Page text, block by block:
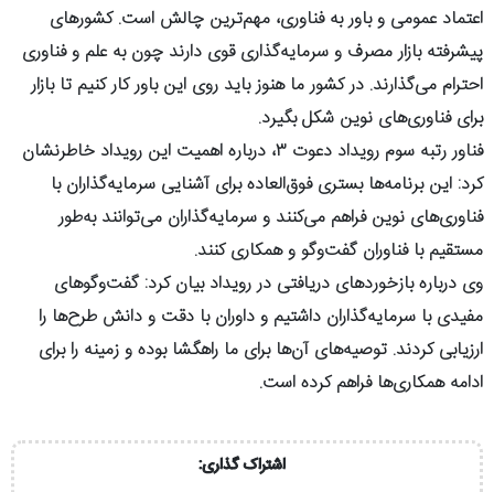
اعتماد عمومی و باور به فناوری، مهم‌ترین چالش است. کشورهای
پیشرفته بازار مصرف و سرمایه‌گذاری قوی دارند چون به علم و فناوری
احترام می‌گذارند. در کشور ما هنوز باید روی این باور کار کنیم تا بازار
برای فناوری‌های نوین شکل بگیرد.
فناور رتبه سوم رویداد دعوت ۳، درباره اهمیت این رویداد خاطرنشان
کرد: این برنامه‌ها بستری فوق‌العاده برای آشنایی سرمایه‌گذاران با
فناوری‌های نوین فراهم می‌کنند و سرمایه‌گذاران می‌توانند به‌طور
مستقیم با فناوران گفت‌وگو و همکاری کنند.
وی درباره بازخوردهای دریافتی در رویداد بیان کرد: گفت‌وگوهای
مفیدی با سرمایه‌گذاران داشتیم و داوران با دقت و دانش طرح‌ها را
ارزیابی کردند. توصیه‌های آن‌ها برای ما راهگشا بوده و زمینه را برای
ادامه همکاری‌ها فراهم کرده است.
اشتراک گذاری: